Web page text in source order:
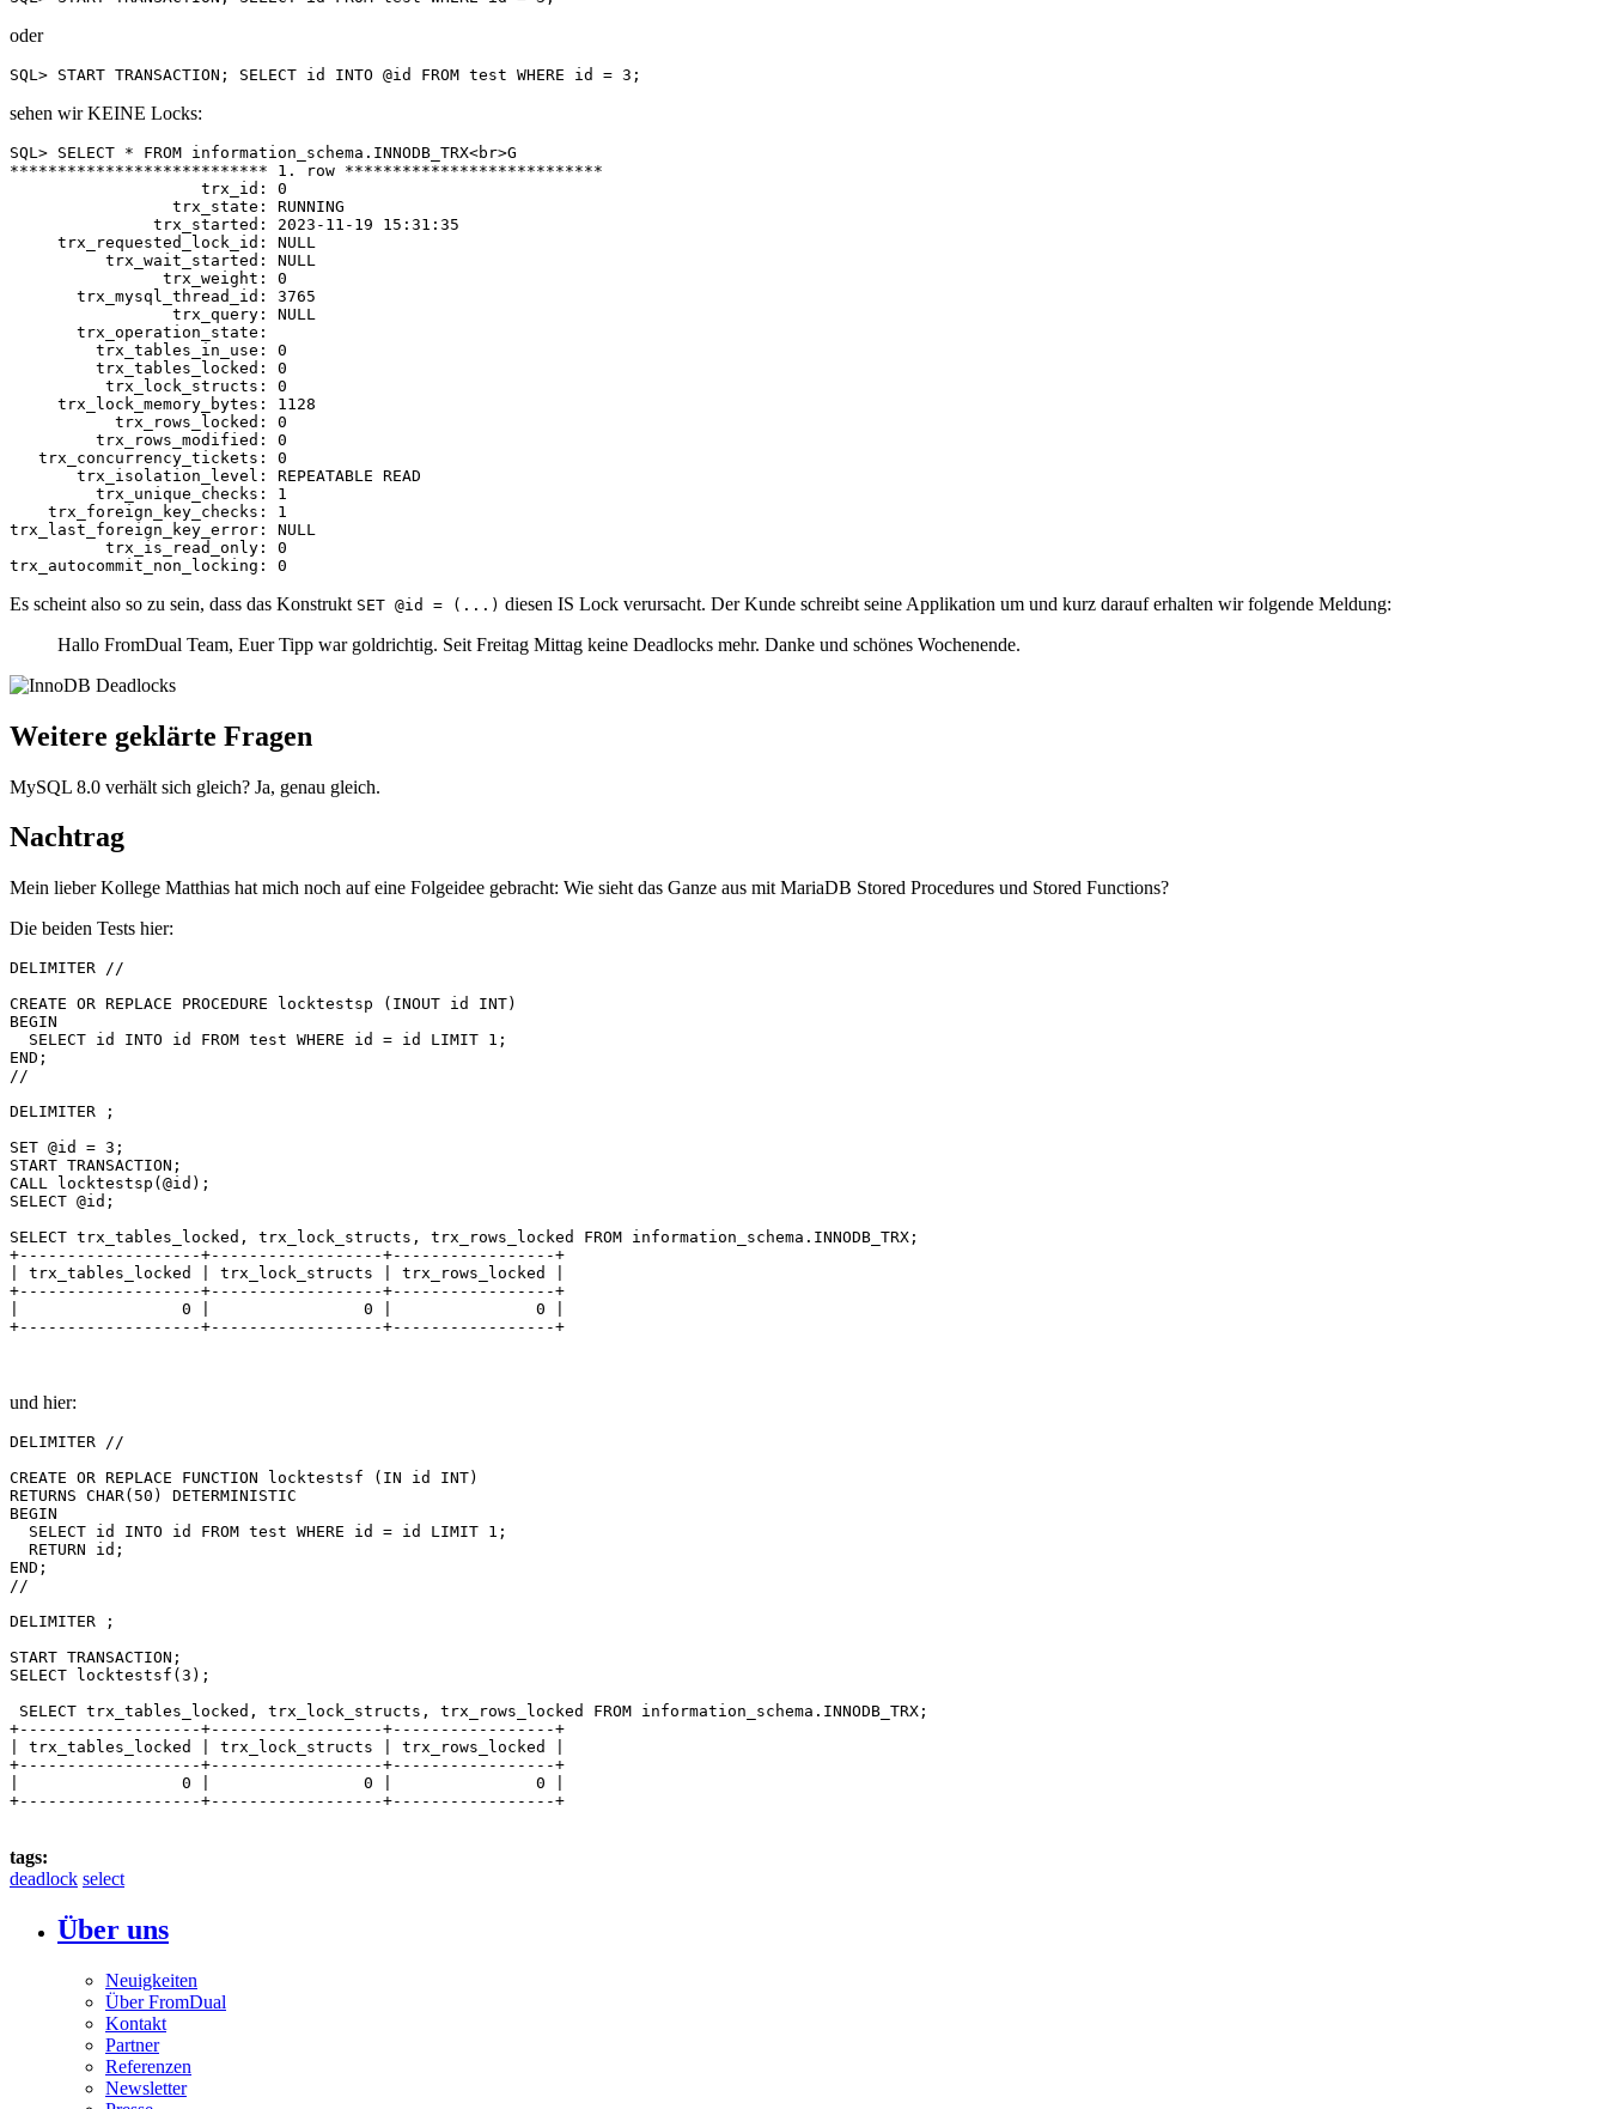
oder
sehen wir KEINE Locks:
SQL> SELECT * FROM information_schema.INNODB_TRX<br>G
*************************** 1. row ***************************
                    trx_id: 0
                 trx_state: RUNNING
               trx_started: 2023-11-19 15:31:35
     trx_requested_lock_id: NULL
          trx_wait_started: NULL
                trx_weight: 0
       trx_mysql_thread_id: 3765
                 trx_query: NULL
       trx_operation_state:
         trx_tables_in_use: 0
         trx_tables_locked: 0
          trx_lock_structs: 0
     trx_lock_memory_bytes: 1128
           trx_rows_locked: 0
         trx_rows_modified: 0
   trx_concurrency_tickets: 0
       trx_isolation_level: REPEATABLE READ
         trx_unique_checks: 1
    trx_foreign_key_checks: 1
trx_last_foreign_key_error: NULL
          trx_is_read_only: 0
Es scheint also so zu sein, dass das Konstrukt SET @id = (...) diesen IS Lock verursacht. Der Kunde schreibt seine Applikation um und kurz darauf erhalten wir folgende Meldung:
Hallo FromDual Team, Euer Tipp war goldrichtig. Seit Freitag Mittag keine Deadlocks mehr. Danke und schönes Wochenende.
Weitere geklärte Fragen
MySQL 8.0 verhält sich gleich? Ja, genau gleich.
Nachtrag
Mein lieber Kollege Matthias hat mich noch auf eine Folgeidee gebracht: Wie sieht das Ganze aus mit MariaDB Stored Procedures und Stored Functions?
Die beiden Tests hier:
DELIMITER //
CREATE OR REPLACE PROCEDURE locktestsp (INOUT id INT)
BEGIN
  SELECT id INTO id FROM test WHERE id = id LIMIT 1;
END;
//
DELIMITER ;
SET @id = 3;
START TRANSACTION;
CALL locktestsp(@id);
SELECT @id;
SELECT trx_tables_locked, trx_lock_structs, trx_rows_locked FROM information_schema.INNODB_TRX;
+-------------------+------------------+-----------------+
| trx_tables_locked | trx_lock_structs | trx_rows_locked |
+-------------------+------------------+-----------------+
|                 0 |                0 |               0 |
und hier:
DELIMITER //
CREATE OR REPLACE FUNCTION locktestsf (IN id INT)
RETURNS CHAR(50) DETERMINISTIC
BEGIN
  SELECT id INTO id FROM test WHERE id = id LIMIT 1;
  RETURN id;
END;
//
DELIMITER ;
START TRANSACTION;
SELECT locktestsf(3);
SELECT trx_tables_locked, trx_lock_structs, trx_rows_locked FROM information_schema.INNODB_TRX;
+-------------------+------------------+-----------------+
| trx_tables_locked | trx_lock_structs | trx_rows_locked |
+-------------------+------------------+-----------------+
|                 0 |                0 |               0 |
tags:
deadlock select
Über uns
Neuigkeiten
Über FromDual
Kontakt
Partner
Referenzen
Newsletter